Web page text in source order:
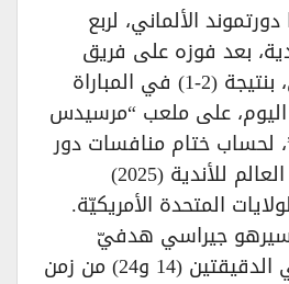
الألماني، لربع
بعد فوزه على فريق
مونتيري المكسيكي، بنتيجة (2-1) في المباراة
على ملعب “مرسيدس
لحساب ختام منافسات دور
الـ(16) ببطولة كأس العالم للأندية (2025)
المتحدة الأمريكيّة.
سيرهو جيراسي هدفيّ
الفريق الألماني، في الدقيقتين (14 و24) من زمن